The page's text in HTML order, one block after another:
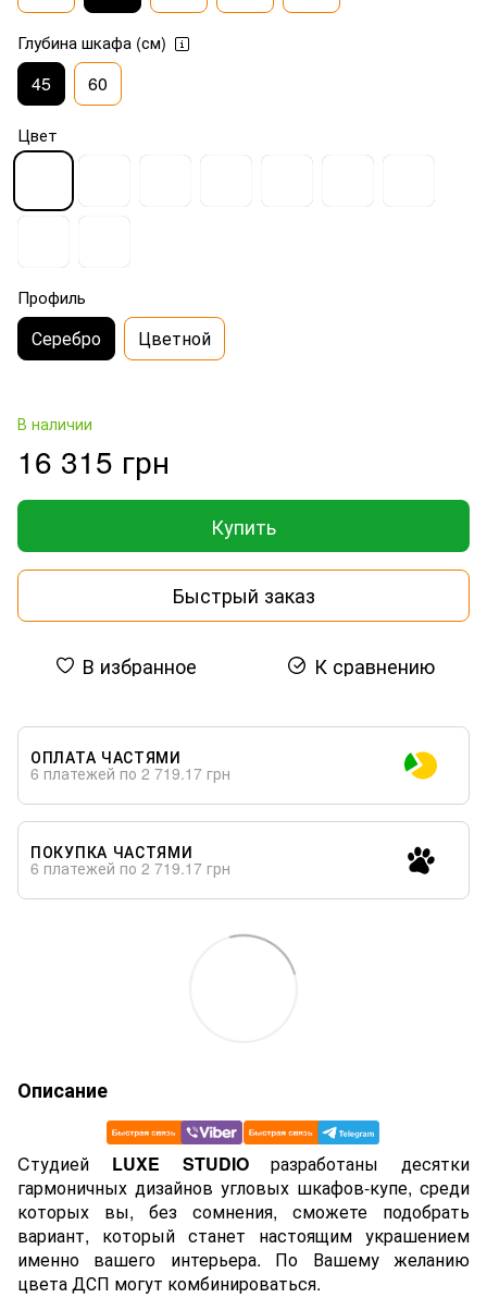
Глубина шкафа (см)
45 60
Цвет
Профиль
Серебро Цветной
В наличии
16 315 грн
Купить
Быстрый заказ
В избранное К сравнению
ОПЛАТА ЧАСТЯМИ
6 платежей по 2 719.17 грн
ПОКУПКА ЧАСТЯМИ
6 платежей по 2 719.17 грн
Описание
Cтудией LUXE STUDIOразработаны десятки
гармоничных дизайнов угловых шкафов-купе, среди
которых вы, без сомнения, сможете подобрать
вариант, который станет настоящим украшением
именно вашего интерьера. По Вашему желанию
цвета ДСП могут комбинироваться.